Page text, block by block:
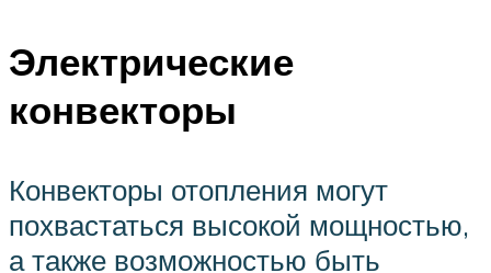
Электрические
конвекторы
Конвекторы отопления могут
похвастаться высокой мощностью,
а также возможностью быть